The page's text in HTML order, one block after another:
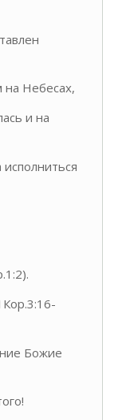
на Небесах,
и на
Божие